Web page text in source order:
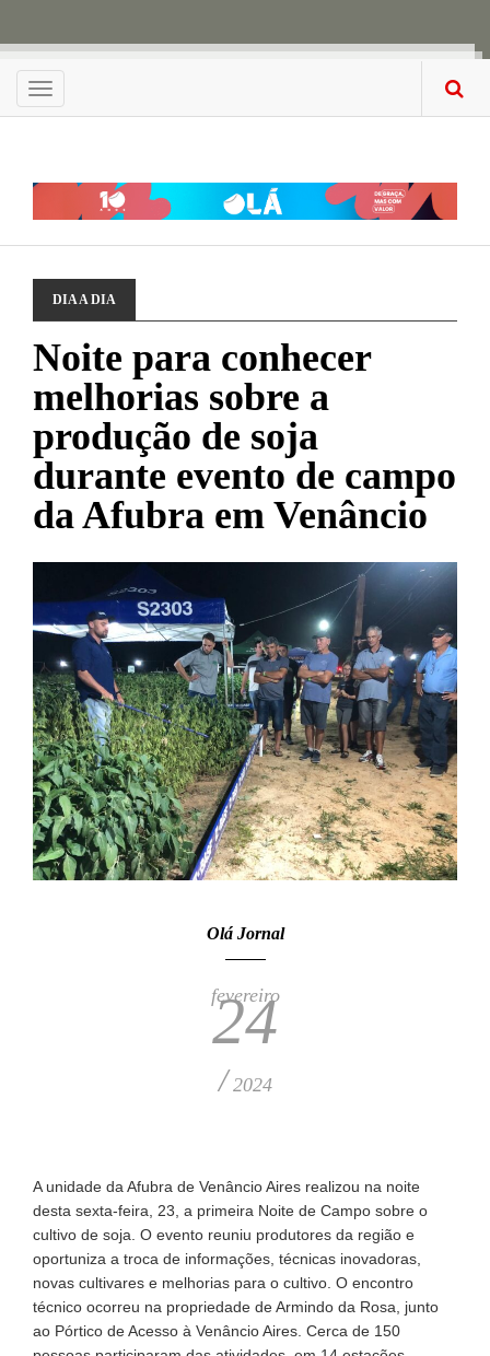
Menu
DIA A DIA
Noite para conhecer
melhorias sobre a
produção de soja
durante evento de campo
da Afubra em Venâncio
Olá Jornal
fevereiro
24
/ 2024
A unidade da Afubra de Venâncio Aires realizou na noite
desta sexta-feira, 23, a primeira Noite de Campo sobre o
cultivo de soja. O evento reuniu produtores da região e
oportuniza a troca de informações, técnicas inovadoras,
novas cultivares e melhorias para o cultivo. O encontro
técnico ocorreu na propriedade de Armindo da Rosa, junto
ao Pórtico de Acesso à Venâncio Aires. Cerca de 150